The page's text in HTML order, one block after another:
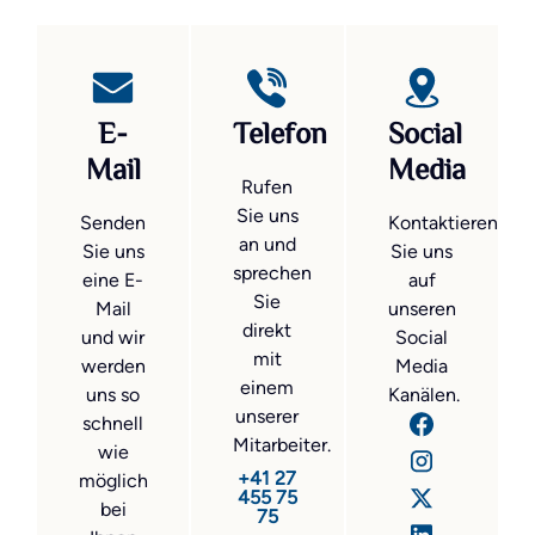
E-
Mail
Senden
Sie uns
eine E-
Mail
und wir
werden
uns so
schnell
wie
möglich
bei
Telefon
Rufen
Sie uns
an und
sprechen
Sie
direkt
mit
einem
unserer
Mitarbeiter.
+41 27
455 75
75
Social
Media
Kontaktieren
Sie uns
auf
unseren
Social
Media
Kanälen.